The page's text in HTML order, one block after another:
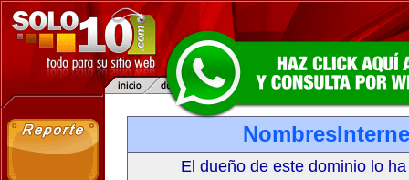
El dueño de este dominio lo